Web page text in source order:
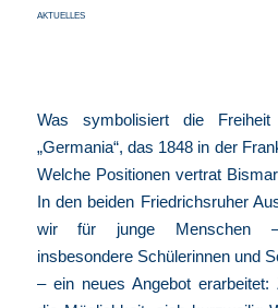
AKTUELLES
Was symbolisiert die
„Germania“, das 1848 in der
Welche Positionen vertrat
In den beiden Friedrichsruher
wir für junge Menschen –
insbesondere Schülerinnen und
– ein neues Angebot erarbeitet: